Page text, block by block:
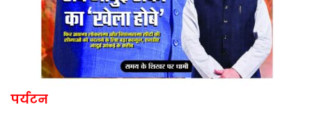
पर्यटन